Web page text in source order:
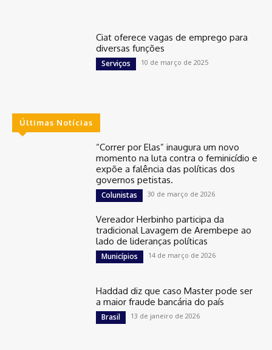
Ciat oferece vagas de emprego para
diversas funções
Serviços 10 de março de 2025
Últimas Notícias
“Correr por Elas” inaugura um novo
momento na luta contra o feminicídio e
expõe a falência das políticas dos
governos petistas.
Colunistas 30 de março de 2026
Vereador Herbinho participa da
tradicional Lavagem de Arembepe ao
lado de lideranças políticas
Municípios 14 de março de 2026
Haddad diz que caso Master pode ser
a maior fraude bancária do país
Brasil 13 de janeiro de 2026